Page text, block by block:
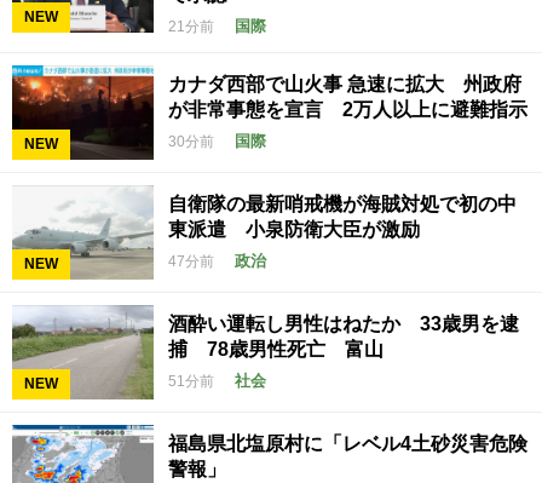
NEW
21分前 国際
NEW
カナダ西部で山火事 急速に拡大 州政府
が非常事態を宣言 2万人以上に避難指示
30分前 国際
NEW
自衛隊の最新哨戒機が海賊対処で初の中
東派遣 小泉防衛大臣が激励
47分前 政治
NEW
酒酔い運転し男性はねたか 33歳男を逮
捕 78歳男性死亡 富山
51分前 社会
福島県北塩原村に「レベル4土砂災害危険
警報」